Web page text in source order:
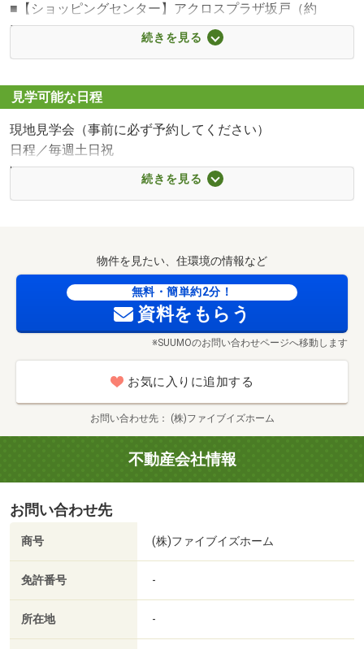
■【ショッピングセンター】アクロスプラザ坂戸（約
1240m・徒歩16分）
■【スーパー】いなげや鶴ヶ島店（約568m・徒歩8分）
11分）
■【ドラッグストア】ウエルシア坂戸浅羽野店（約609m・
徒歩8分）
■【ホームセンター】ケーズデンキ鶴ヶ島インター店（約
1972m・徒歩25分）
■【中学校】坂戸市立浅羽野中学校（約1047m・徒歩14
■【病院】社会医療法人社団新都市医療研究会〔関越〕会
関越病院（約667m・徒歩9分）
■【郵便局】鶴ヶ島下新田郵便局（約1338m・徒歩17分）
■【公園】脚折近隣公園（約1088m・徒歩14分）
続きを見る
見学可能な日程
現地見学会（事前に必ず予約してください）
日程／毎週土日祝
時間／10:00～20:00
■ご見学やご相談は無料です。
■百聞は一見に如かず！是非お気軽にお問合せください。
◇店舗へご来店をご希望の方へ◇
■住所：川越市大字小ヶ谷２３５番地
■お車でご来店の場合：店舗横に駐車場がございます。
■ご来店後、ご希望条件をお伺いさせていただきながら、
■ぜひお気軽にご来店ください！※要予約
■お客様のご希望に合わせて送迎も致します！
■ぜひお気軽にお申し付けください！
◇現地で待ち合わせしたい方へ◇
続きを見る
物件を見たい、住環境の情報など
無料・簡単約2分！
資料をもらう
※SUUMOのお問い合わせページへ移動します
お気に入りに追加する
お問い合わせ先 (株)ファイブイズホーム
不動産会社情報
お問い合わせ先
商号 (株)ファイブイズホーム
免許番号 -
所在地 -